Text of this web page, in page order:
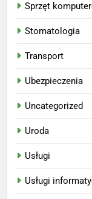
Sprzęt
Stomatologia
Transport
Ubezpieczenia
Uncategorized
Uroda
Usługi
Usługi